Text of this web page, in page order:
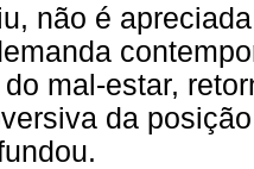
não é
mal-estar,
da